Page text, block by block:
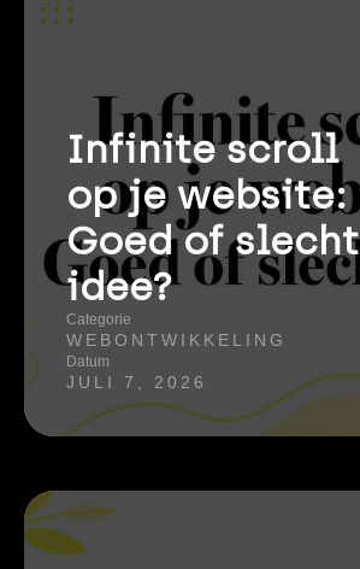
Infinite scroll
op je website:
Goed of slecht
idee?
Categorie
WEBONTWIKKELING
Datum
JULI 7, 2026